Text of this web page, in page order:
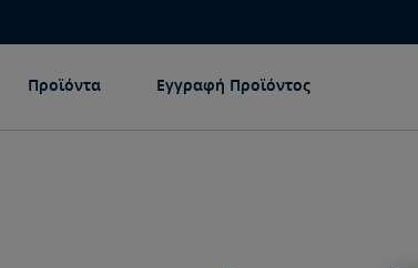
Προϊόντα Εγγραφή Προϊόντος